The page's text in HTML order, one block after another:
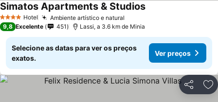
4 EstrelasHotel Ambiente artístico e natural
Simatos Apartments & StudiosVer preços
9,8 Excelente 451 Lassi, a 3.6 km de Minia
Selecione as datas para ver os preços
exatos.
Ver preços
Partilhar